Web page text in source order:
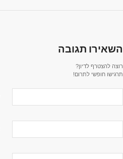
השאירו תגובה
רוצה להצטרף לדיון?
תרגישו חופשי לתרום!